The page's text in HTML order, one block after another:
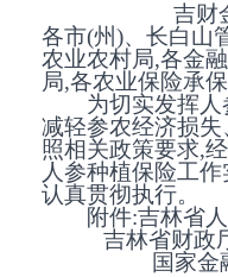
吉财
各市(州)、长白山
农业农村局,各金
局,各农业保险承
为切实发挥
减轻参农经济损
照相关政策要求,
人参种植保险工
认真贯彻执行。
附件:吉林省
吉林省财
国家金